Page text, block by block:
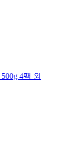
4팩 외